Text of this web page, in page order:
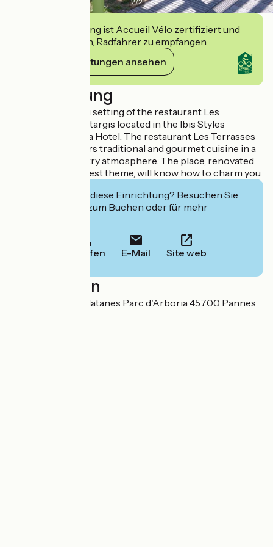
Diese Einrichtung ist Accueil Vélo zertifiziert und
verpflichtet sich, Radfahrer zu empfangen.
Ihre Verpflichtungen ansehen
Beschreibung
Enjoy the relaxing setting of the restaurant Les
Terrasses de Montargis located in the Ibis Styles
Montargis Arboria Hotel. The restaurant Les Terrasses
de Montargis offers traditional and gourmet cuisine in a
friendly and country atmosphere. The place, renovated
according to a forest theme, will know how to charm you.
Interessiert Sie diese Einrichtung? Besuchen Sie
deren Website zum Buchen oder für mehr
Anrufen E-Mail Site web
Localisation
805 avenue des Platanes Parc d'Arboria 45700 Pannes